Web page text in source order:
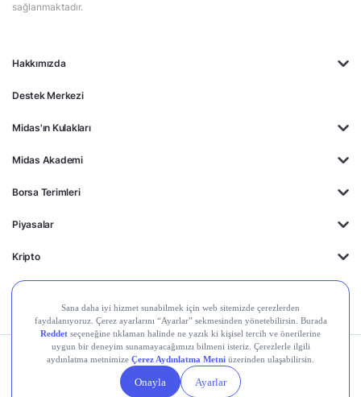
Hakkımızda
Destek Merkezi
Midas'ın Kulakları
Midas Akademi
Borsa Terimleri
Piyasalar
Kripto
Ayrıcalıklar
sağlanmaktadır.
Kişisel Verilerin
Gizlilik
Politikası
Yasal
Duyurular
Çerez